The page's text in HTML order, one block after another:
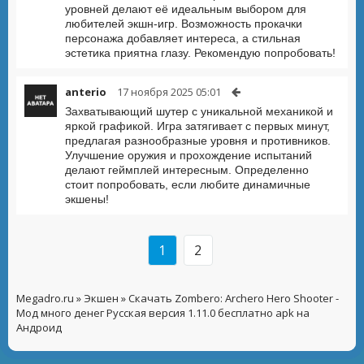
уровней делают её идеальным выбором для
любителей экшн-игр. Возможность прокачки
персонажа добавляет интереса, а стильная
эстетика приятна глазу. Рекомендую попробовать!
anterio 17 ноября 2025 05:01
Захватывающий шутер с уникальной механикой и
яркой графикой. Игра затягивает с первых минут,
предлагая разнообразные уровня и противников.
Улучшение оружия и прохождение испытаний
делают геймплей интересным. Определенно
стоит попробовать, если любите динамичные
экшены!
1 2
Megadro.ru » Экшен » Скачать Zombero: Archero Hero Shooter -
Мод много денег Русская версия 1.11.0 бесплатно apk на
Андроид